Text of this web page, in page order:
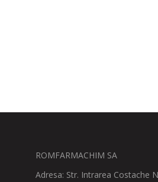
ROMFARMACHIM SA
Adresa: Str. Intrarea Costache